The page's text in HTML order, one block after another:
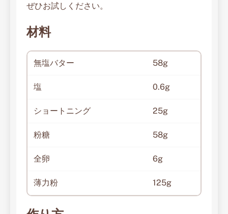
ぜひお試しください。
材料
無塩バター 58g
塩 0.6g
ショートニング 25g
粉糖 58g
全卵 6g
薄力粉 125g